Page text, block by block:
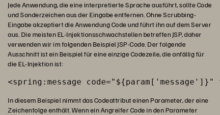
Jede Anwendung, die eine interpretierte Sprache ausführt, sollte Code
und Sonderzeichen aus der Eingabe entfernen. Ohne Scrubbing-
Eingabe akzeptiert die Anwendung Code und führt ihn auf dem Server
aus. Die meisten EL-Injektionsschwachstellen betreffen JSP, daher
verwenden wir im folgenden Beispiel JSP-Code. Der folgende
Ausschnitt ist ein Beispiel für eine einzige Codezeile, die anfällig für
die EL-Injektion ist:
<spring:message
In diesem Beispiel nimmt das Codeattribut einen Parameter, der eine
Zeichenfolge enthält. Wenn ein Angreifer Code in den Parameter